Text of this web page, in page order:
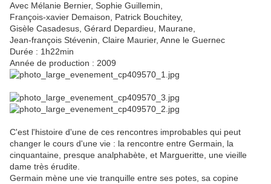
Avec Mélanie Bernier, Sophie Guillemin,
François-xavier Demaison, Patrick Bouchitey,
Gisèle Casadesus, Gérard Depardieu, Maurane,
Jean-françois Stévenin, Claire Maurier, Anne le Guernec
Durée : 1h22min
Année de production : 2009
C'est l'histoire d'une de ces rencontres improbables qui peut
changer le cours d'une vie : la rencontre entre Germain, la
cinquantaine, presque analphabète, et Margueritte, une vieille
dame très érudite.
Germain mène une vie tranquille entre ses potes, sa copine